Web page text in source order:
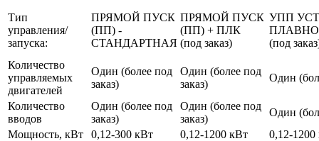
Тип
управления/
запуска:
ПРЯМОЙ ПУСК
(ПП) -
СТАНДАРТНАЯ
ПРЯМОЙ ПУСК
(ПП) + ПЛК
(под заказ)
УПП
(под
Количество
управляемых
двигателей
Один (более под
заказ)
Один (более под
заказ)
Один
Количество
вводов
Один (более под
заказ)
Один (более под
заказ)
Один
Мощность, кВт
0,12-300 кВт 0,12-1200 кВт 0,12-1200